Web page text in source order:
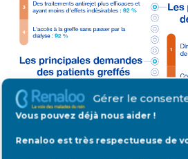
Gérer le
Vous pouvez déjà nous aider !
Renaloo est très respectueuse de